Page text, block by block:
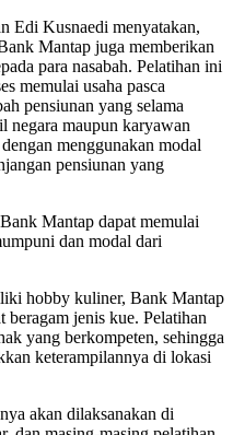
Edi Kusnaedi menyatakan,
Mantap juga memberikan
para nasabah. Pelatihan ini
memulai usaha pasca
pensiunan yang selama
negara maupun karyawan
menggunakan modal
pensiunan yang
Mantap dapat memulai
dan modal dari
hobby kuliner, Bank Mantap
beragam jenis kue. Pelatihan
yang berkompeten, sehingga
keterampilannya di lokasi
akan dilaksanakan di